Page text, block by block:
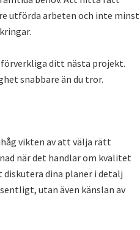
utförda arbeten och inte minst
ditt nästa projekt.
snabbare än du tror.
vikten av att välja rätt
när det handlar om kvalitet
diskutera dina planer i detalj
utan även känslan av